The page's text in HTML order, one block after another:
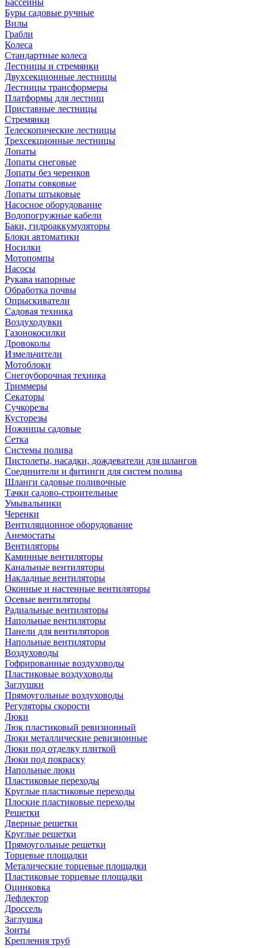
Бассейны
Буры садовые ручные
Вилы
Грабли
Колеса
Стандартные колеса
Лестницы и стремянки
Двухсекционные лестницы
Лестницы трансформеры
Платформы для лестниц
Приставные лестницы
Стремянки
Телескопические лестницы
Трехсекционные лестницы
Лопаты
Лопаты снеговые
Лопаты без черенков
Лопаты совковые
Лопаты штыковые
Насосное оборудование
Водопогружные кабели
Баки, гидроаккумуляторы
Блоки автоматики
Носилки
Мотопомпы
Насосы
Рукава напорные
Обработка почвы
Опрыскиватели
Садовая техника
Воздуходувки
Газонокосилки
Дровоколы
Измельчители
Мотоблоки
Снегоуборочная техника
Триммеры
Секаторы
Сучкорезы
Кусторезы
Ножницы садовые
Сетка
Системы полива
Пистолеты, насадки, дождеватели для шлангов
Соединители и фитинги для систем полива
Шланги садовые поливочные
Тачки садово-строительные
Умывальники
Черенки
Вентиляционное оборудование
Анемостаты
Вентиляторы
Каминные вентиляторы
Канальные вентиляторы
Накладные вентиляторы
Оконные и настенные вентиляторы
Осевые вентиляторы
Радиальные вентиляторы
Напольные вентиляторы
Панели для вентиляторов
Напольные вентиляторы
Воздуховоды
Гофрированные воздуховоды
Пластиковые воздуховоды
Заглушки
Прямоугольные воздуховоды
Регуляторы скорости
Люки
Люк пластиковый ревизионный
Люки металлические ревизионные
Люки под отделку плиткой
Люки под покраску
Напольные люки
Пластиковые переходы
Круглые пластиковые переходы
Плоские пластиковые переходы
Решетки
Дверные решетки
Круглые решетки
Прямоугольные решетки
Торцевые площадки
Металические торцевые площадки
Пластиковые торцевые площадки
Оцинковка
Дефлектор
Дроссель
Заглушка
Зонты
Крепления труб